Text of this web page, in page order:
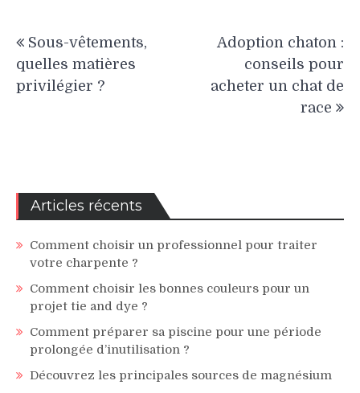
de
l’article
Sous-vêtements,
quelles matières
privilégier ?
Adoption chaton :
conseils pour
acheter un chat de
race
Articles récents
Comment choisir un professionnel pour traiter
votre charpente ?
Comment choisir les bonnes couleurs pour un
projet tie and dye ?
Comment préparer sa piscine pour une période
prolongée d’inutilisation ?
Découvrez les principales sources de magnésium